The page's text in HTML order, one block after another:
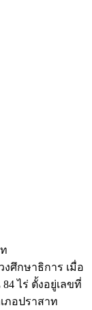
งศึกษาธิการ เมื่อ
ไร่ ตั้งอยู่เลขที่
ภอปราสาท